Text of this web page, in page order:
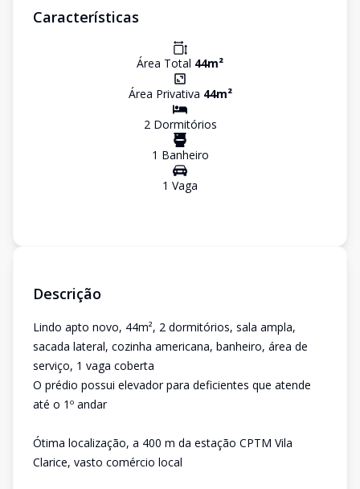
Características
Área Total 44m²
Área Privativa 44m²
2Dormitórios
1 Banheiro
1 Vaga
Descrição
Lindo apto novo, 44m², 2 dormitórios, sala ampla,
sacada lateral, cozinha americana, banheiro, área de
serviço, 1 vaga coberta
O prédio possui elevador para deficientes que atende
até o 1º andar
Ótima localização, a 400 m da estação CPTM Vila
Clarice, vasto comércio local